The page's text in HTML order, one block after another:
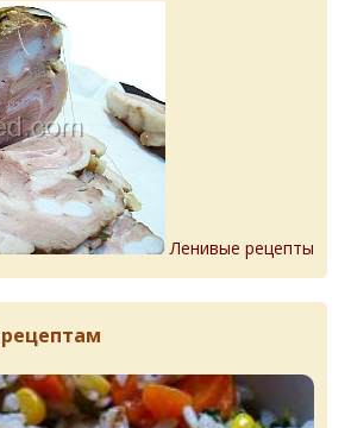
Ленивые рецепты